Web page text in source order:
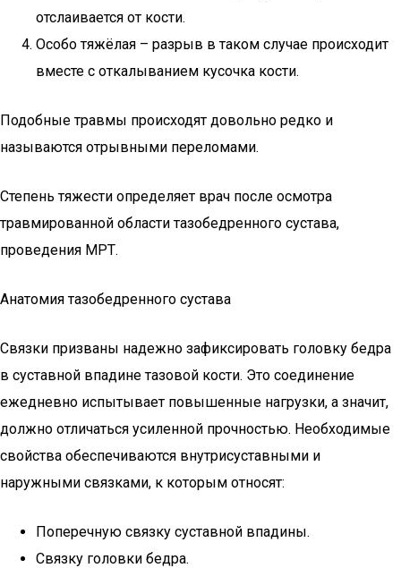
отслаивается от кости.
Особо тяжёлая – разрыв в таком случае происходит
вместе с откалыванием кусочка кости.
Подобные травмы происходят довольно редко и
называются отрывными переломами.
Степень тяжести определяет врач после осмотра
травмированной области тазобедренного сустава,
проведения МРТ.
Анатомия тазобедренного сустава
Связки призваны надежно зафиксировать головку бедра
в суставной впадине тазовой кости. Это соединение
ежедневно испытывает повышенные нагрузки, а значит,
должно отличаться усиленной прочностью. Необходимые
свойства обеспечиваются внутрисуставными и
наружными связками, к которым относят:
Поперечную связку суставной впадины.
Связку головки бедра.